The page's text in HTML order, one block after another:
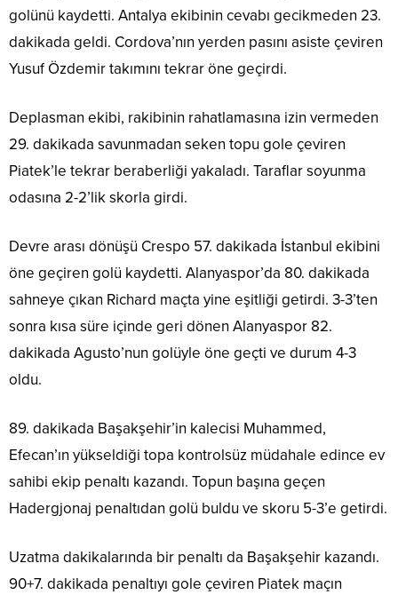
golünü kaydetti. Antalya ekibinin cevabı gecikmeden 23.
dakikada geldi. Cordova’nın yerden pasını asiste çeviren
Yusuf Özdemir takımını tekrar öne geçirdi.
Deplasman ekibi, rakibinin rahatlamasına izin vermeden
29. dakikada savunmadan seken topu gole çeviren
Piatek’le tekrar beraberliği yakaladı. Taraflar soyunma
odasına 2-2’lik skorla girdi.
Devre arası dönüşü Crespo 57. dakikada İstanbul ekibini
öne geçiren golü kaydetti. Alanyaspor’da 80. dakikada
sahneye çıkan Richard maçta yine eşitliği getirdi. 3-3’ten
sonra kısa süre içinde geri dönen Alanyaspor 82.
dakikada Agusto’nun golüyle öne geçti ve durum 4-3
oldu.
89. dakikada Başakşehir’in kalecisi Muhammed,
Efecan’ın yükseldiği topa kontrolsüz müdahale edince ev
sahibi ekip penaltı kazandı. Topun başına geçen
Hadergjonaj penaltıdan golü buldu ve skoru 5-3’e getirdi.
Uzatma dakikalarında bir penaltı da Başakşehir kazandı.
90+7. dakikada penaltıyı gole çeviren Piatek maçın